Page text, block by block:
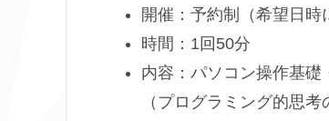
開催：予約制（希望日時
時間：1回50分
内容：パソコン操作基
（プログラミング的思考